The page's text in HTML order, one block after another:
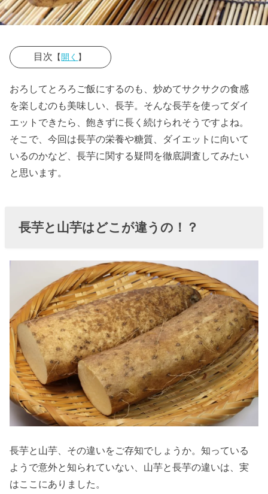
目次 【開く 】
› 長芋と山芋は
どこが違う
の！？
› 長芋の糖質
は？
› 長芋の栄養っ
の栄養
①】ね
ばねば
成分
» 【長芋
の栄養
成分
②】免
疫力が
アップ
ポニ
ン・ア
ルギニ
おろしてとろろご飯にするのも、炒めてサクサクの食感
を楽しむのも美味しい、長芋。そんな長芋を使ってダイ
エットできたら、飽きずに長く続けられそうですよね。
そこで、今回は長芋の栄養や糖質、ダイエットに向いて
いるのかなど、長芋に関する疑問を徹底調査してみたい
と思います。
長芋と山芋はどこが違うの！？
長芋と山芋、その違いをご存知でしょうか。知っている
ようで意外と知られていない、山芋と長芋の違いは、実
はここにありました。